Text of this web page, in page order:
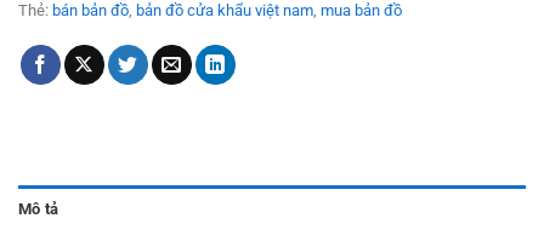
Thẻ: bán bản đồ, bản đồ cửa khẩu việt nam, mua bản đồ
Mô tả